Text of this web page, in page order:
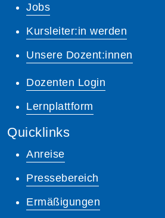
Jobs
Kursleiter:in werden
Unsere Dozent:innen
Dozenten Login
Lernplattform
Quicklinks
Anreise
Pressebereich
Ermäßigungen